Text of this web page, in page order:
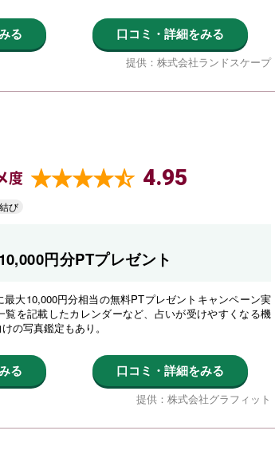
る 口コミ・詳細をみる
提供：株式会社ランドスケープ
度 4.95
び
円分PTプレゼント
大10,000円分相当の無料PTプレゼントキャンペーン実
覧を記載したカレンダーなど、占いが受けやすくなる機
の写真鑑定もあり。
る 口コミ・詳細をみる
提供：株式会社グラフィット